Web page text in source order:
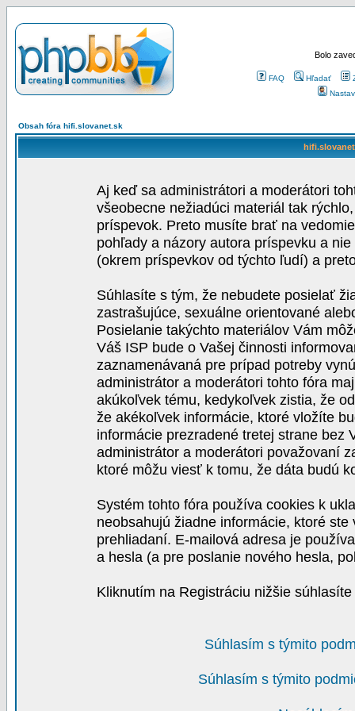
Bolo
FAQ Hľadať
Obsah fóra hifi.slovanet.sk
Aj keď sa administrátori a moderátori
všeobecne nežiadúci materiál tak
príspevok. Preto musíte brať na
pohľady a názory autora príspevku a
(okrem príspevkov od týchto ľudí) a
Súhlasíte s tým, že nebudete posielať
zastrašujúce, sexuálne orientované
Posielanie takýchto materiálov Vám
Váš ISP bude o Vašej činnosti
zaznamenávaná pre prípad potreby
administrátor a moderátori tohto fóra
akúkoľvek tému, kedykoľvek zistia, že
že akékoľvek informácie, ktoré vložíte
informácie prezradené tretej strane bez
administrátor a moderátori považovaní
ktoré môžu viesť k tomu, že dáta budú
Systém tohto fóra používa cookies k
neobsahujú žiadne informácie, ktoré
prehliadaní. E-mailová adresa je
a hesla (a pre poslanie nového hesla,
Kliknutím na Registráciu nižšie
Súhlasím s týmito
Súhlasím s týmito